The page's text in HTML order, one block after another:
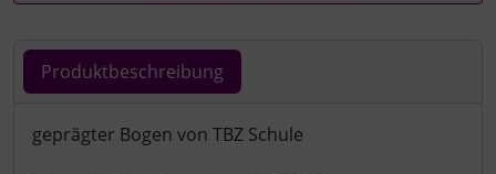
Produktbeschreibung
Produktbeschreibung
geprägter Bogen von TBZ Schule